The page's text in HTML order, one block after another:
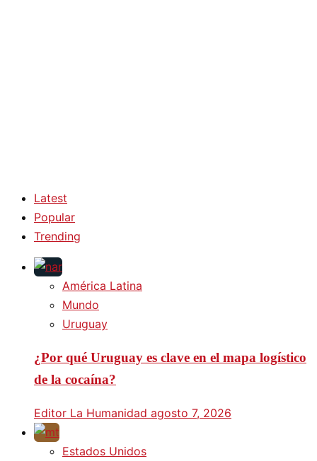
Latest
Popular
Trending
América Latina
Mundo
Uruguay
¿Por qué Uruguay es clave en el mapa logístico
de la cocaína?
Editor La Humanidad agosto 7, 2026
Estados Unidos